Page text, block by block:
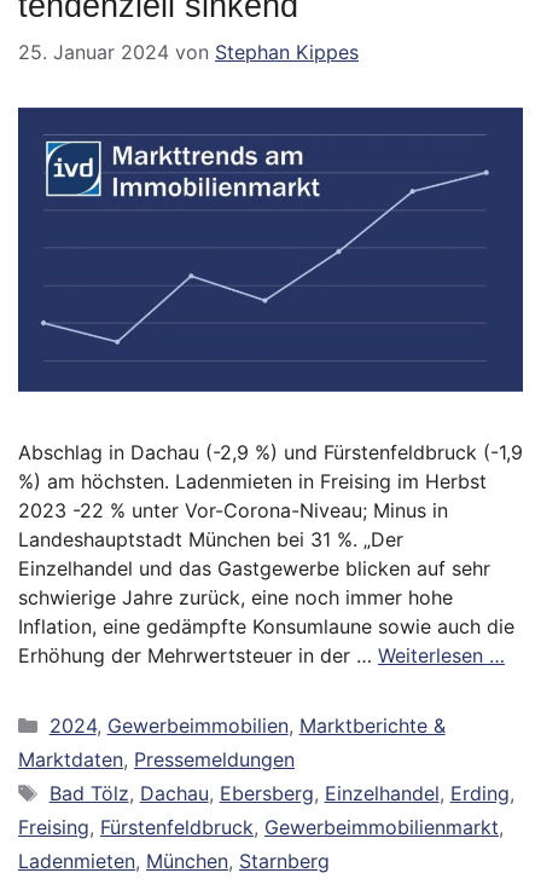
25. Januar 2024 von Stephan Kippes
Abschlag in Dachau (-2,9 %) und Fürstenfeldbruck (-1,9
%) am höchsten. Ladenmieten in Freising im Herbst
2023 -22 % unter Vor-Corona-Niveau; Minus in
Landeshauptstadt München bei 31 %. „Der
Einzelhandel und das Gastgewerbe blicken auf sehr
schwierige Jahre zurück, eine noch immer hohe
Inflation, eine gedämpfte Konsumlaune sowie auch die
Erhöhung der Mehrwertsteuer in der … Weiterlesen …
Kategorien
2024, Gewerbeimmobilien, Marktberichte &
Marktdaten, Pressemeldungen
Schlagwörter
Bad Tölz, Dachau, Ebersberg, Einzelhandel, Erding,
Freising, Fürstenfeldbruck, Gewerbeimmobilienmarkt,
Ladenmieten, München, Starnberg